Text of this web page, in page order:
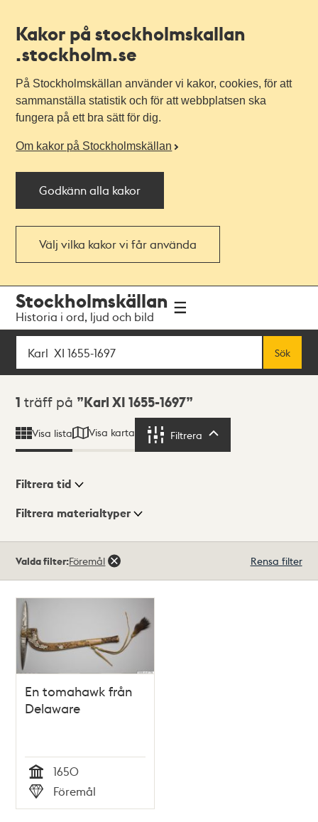
Kakor på stockholmskallan
.stockholm.se
På Stockholmskällan använder vi kakor, cookies, för att
sammanställa statistik och för att webbplatsen ska
fungera på ett bra sätt för dig.
Om kakor på Stockholmskällan
Godkänn alla kakor
Välj vilka kakor vi får använda
navigationen
huvudinnehållet
Stockholmskällan
Historia i ord, ljud och bild
Sök
Sök
Sökresultat
1 träff på Karl XI 1655-1697
Visa lista Visa karta Filtrera
Visningsläge
Filtrera tid
Filtrera materialtyper
träffar
Valda filter:Föremål Rensa filter
En tomahawk från
Delaware
Tid
1650
Typ
Föremål